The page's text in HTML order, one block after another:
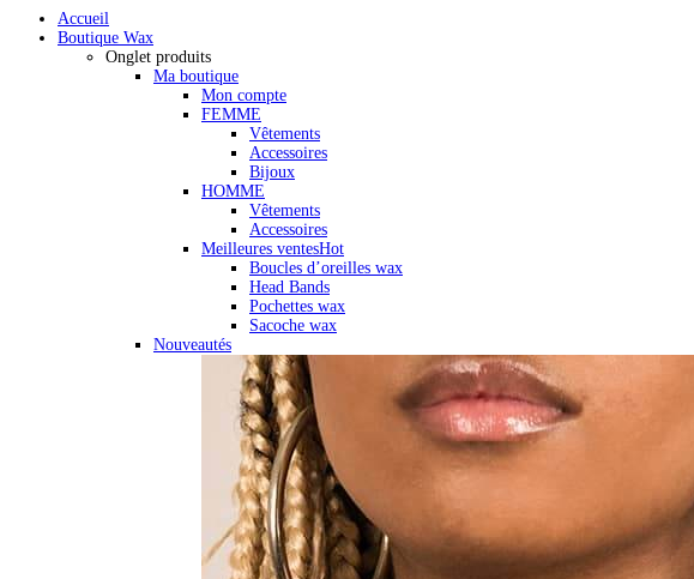
Accueil
Boutique Wax
Onglet produits
Ma boutique
Mon compte
FEMME
Vêtements
Accessoires
Bijoux
HOMME
Vêtements
Accessoires
Meilleures ventesHot
Boucles d’oreilles wax
Head Bands
Pochettes wax
Sacoche wax
Nouveautés